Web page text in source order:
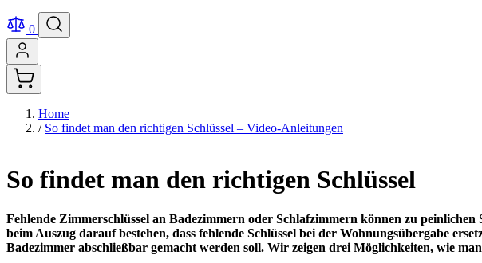
0
Home
/ So findet man den richtigen Schlüssel – Video-Anleitungen
So findet man den richtigen Schlüssel
Fehlende Zimmerschlüssel an Badezimmern oder Schlafzimmern können zu
beim Auszug darauf bestehen, dass fehlende Schlüssel bei der Wohnungsübergabe
Badezimmer abschließbar gemacht werden soll. Wir zeigen drei Möglichkeiten, wie